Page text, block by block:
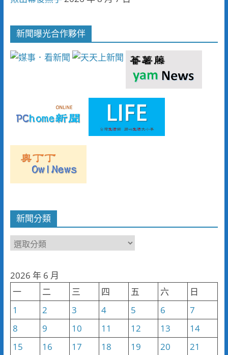
新聞曝光合作夥伴
新聞分類
新
類
2026 年 6 月
一
二 三 四 五 六
日
1
2 3 4 5 6
7
8
9 10 11 12 13
14
15
16 17 18 19 20
21